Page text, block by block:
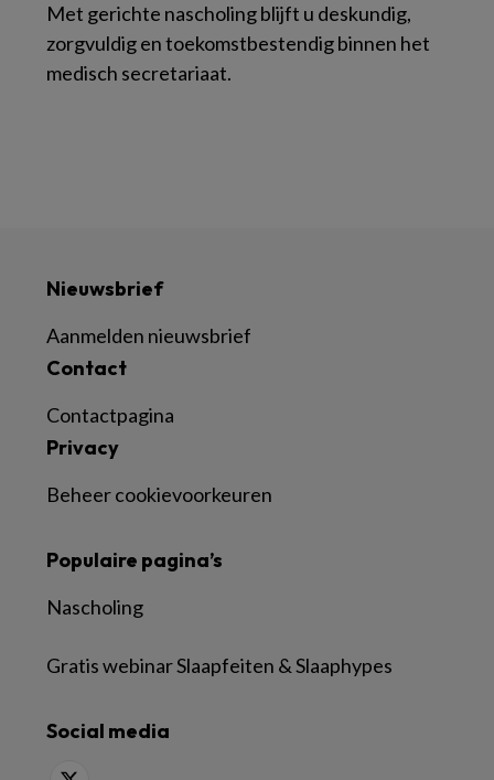
Met gerichte nascholing blijft u deskundig,
zorgvuldig en toekomstbestendig binnen het
medisch secretariaat.
Nieuwsbrief
Aanmelden nieuwsbrief
Contact
Contactpagina
Privacy
Beheer cookievoorkeuren
Populaire pagina’s
Nascholing
Gratis webinar Slaapfeiten & Slaaphypes
Social media